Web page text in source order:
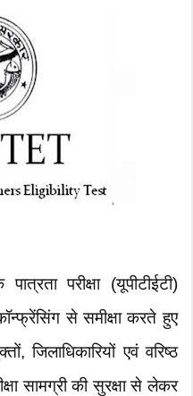
परीक्षा (यूपीटीईटी)
से समीक्षा करते हुए
जिलाधिकारियों एवं वरिष्ठ
सामग्री की सुरक्षा से लेकर